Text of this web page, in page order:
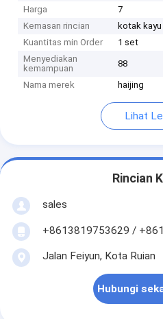
Harga
7
Kemasan rincian
kotak kayu
Kuantitas min Order
1 set
Menyediakan
kemampuan
88
Nama merek haijing
Lihat
Rincian
sales
+8613819753629 /
Jalan Feiyun, Kota Ruian
Hubungi